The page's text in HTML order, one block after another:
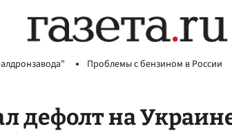
Проблемы с бензином в России
дефолт на